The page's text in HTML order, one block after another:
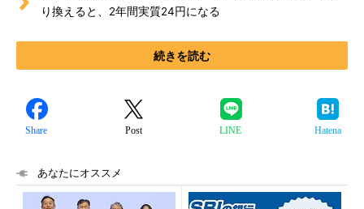
り換えると、2年間実質24円になる
続きを読む
Share Post LINE Hatena
あなたにオススメ